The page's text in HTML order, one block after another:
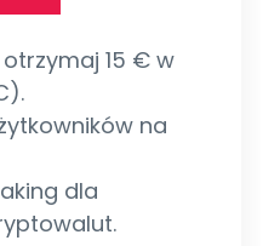
15 € w
na
dla